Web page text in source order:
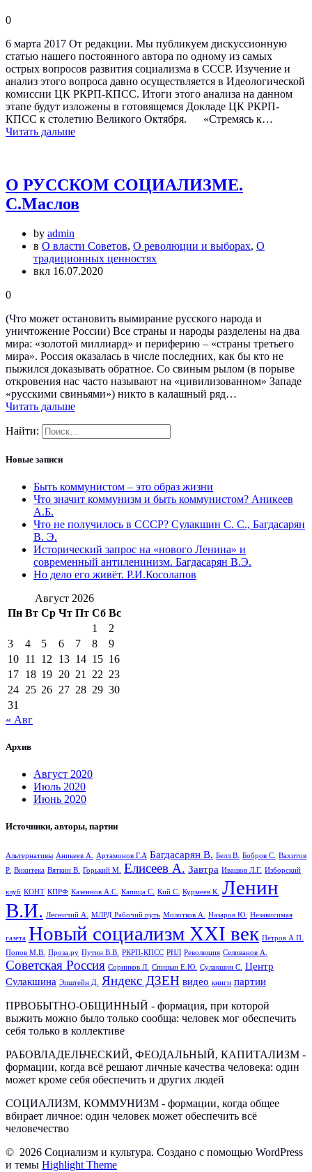
0
6 марта 2017 От редакции. Мы публикуем дискуссионную
статью нашего постоянного автора по одному из самых
острых вопросов развития социализма в СССР. Изучение и
анализ этого вопроса давно осуществляется в Идеологической
комиссии ЦК РКРП-КПСС. Итоги этого анализа на данном
этапе будут изложены в готовящемся Докладе ЦК РКРП-
КПСС к столетию Великого Октября. «Стремясь к…
Читать дальше
О РУССКОМ СОЦИАЛИЗМЕ.
С.Маслов
by admin
в О власти Советов, О революции и выборах, О
традиционных ценностях
вкл 16.07.2020
0
(Что может остановить вымирание русского народа и
уничтожение России) Все страны и народы разделены на два
мира: «золотой миллиард» и периферию – «страны третьего
мира». Россия оказалась в числе последних, как бы кто не
пыжился доказывать обратное. Со свиным рылом (в порыве
откровения нас часто называют на «цивилизованном» Западе
«русскими свиньями») никто в калашный ряд…
Читать дальше
Найти:
Новые записи
Быть коммунистом – это образ жизни
Что значит коммунизм и быть коммунистом? Аникеев
А.Б.
Что не получилось в СССР? Сулакшин С. С., Багдасарян
В. Э.
Исторический запрос на «нового Ленина» и
современный антиленинизм. Багдасарян В.Э.
Но дело его живёт. Р.И.Косолапов
Август 2026
Пн Вт Ср Чт Пт Сб Вс
1
2
3
4 5 6 7 8
9
10 11 12 13 14 15 16
17 18 19 20 21 22 23
24 25 26 27 28 29 30
31
« Авг
Архив
Август 2020
Июль 2020
Июнь 2020
Источники, авторы, партии
Альтернативы Аникеев А. Артамонов Г.А Багдасарян В. Белл В. Бобров С.
Вахитов
Р. Викитека Вяткин В. Горький М. Елисеев А. Завтра Ивашов Л.Г. Изборский
клуб КОНТ КПРФ Казеннов А.С. Капица С. Кий С. Курмеев К.
Ленин
В.И. Лесничий А. МЛРД Рабочий путь Молотков А. Назаров Ю. Независимая
газета Новый социализм XXI век Петров А.П.
Попов М.В.
Проза.ру Путин В.В. РКРП-КПСС РНЛ Революция Селиванов А.
Советская Россия Сорников Л. Спицын Е.Ю. Сулакшин С.
Центр
Сулакшина Эпштейн Д. Яндекс ДЗЕН видео книги партии
ПРВОБЫТНО-ОБЩИННЫЙ - формация, при которой
выжить можно было только сообща: человек мог обеспечить
себя только в коллективе
РАБОВЛАДЕЛЬЧЕСКИЙ, ФЕОДАЛЬНЫЙ, КАПИТАЛИЗМ -
формации, когда всё решают личные качества человека: один
может кроме себя обеспечить и других людей
СОЦИАЛИЗМ, КОММУНИЗМ - формации, когда общее
вбирает личное: один человек может обеспечить всё
человечество
© 2026 Социализм и культура. Создано с помощью WordPress
и темы Highlight Theme